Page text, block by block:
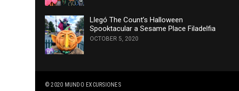
Llegó The Count’s Halloween
Spooktacular a Sesame Place Filadelfia
OCTOBER 5, 2020
© 2020 MUNDO EXCURSIONES